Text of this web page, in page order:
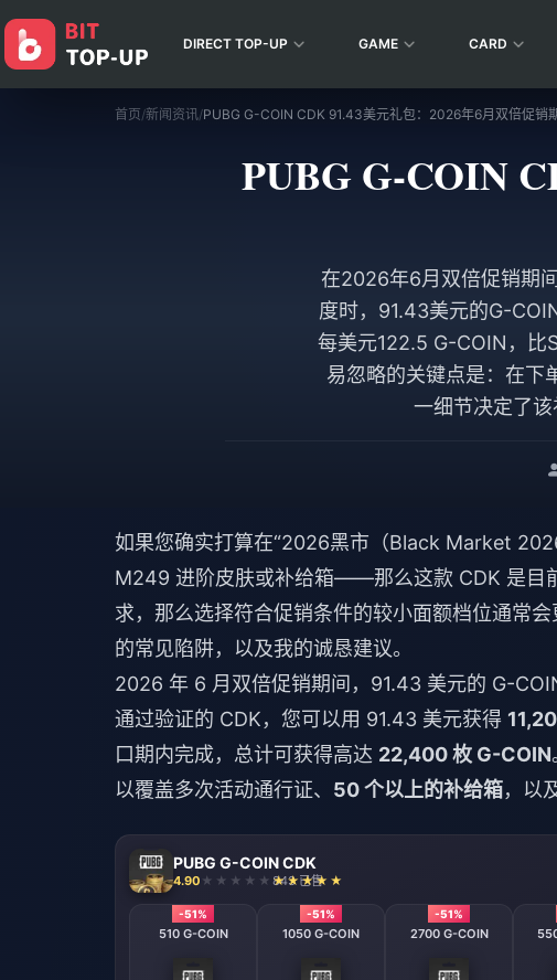
DIRECT TOP-UP GAME CARD
首页/新闻资讯/
PUBG G-COIN
在2026年6月双倍促销期
度时，91.43美元的G-
每美元122.5 G-COIN，比
易忽略的关键点是：在下
一细节决定了
如果您确实打算在“2026黑市（Black Market
M249 进阶皮肤或补给箱——那么这款 CDK 是目
求，那么选择符合促销条件的较小面额档位通常
的常见陷阱，以及我的诚恳建议。
2026 年 6 月双倍促销期间，91.43 美元的 G-
通过验证的 CDK，您可以用 91.43 美元获得
口期内完成，总计可获得高达 22,400 枚 G-COIN
以覆盖多次活动通行证、 50 个以上的补给箱，以
PUBG G-COIN CDK
4.90 843 已售
-51%
510 G-COIN
-51%
1050 G-COIN
-51%
2700 G-COIN